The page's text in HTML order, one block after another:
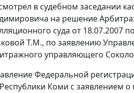
в судебном заседании
на решение
суда от 18.07.2007
Т.М., по заявлению
управляющего
Федеральной
Коми с заявлением